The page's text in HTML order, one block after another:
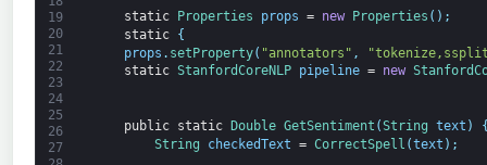
19
20
21
22
23
24
25
26
27
static Properties props = new Properties ( ) ;
static
{
props . setProperty( "annotators" ,
static StanfordCoreNLP pipeline = new
public static Double GetSentiment (String text )
String
checkedText = CorrectSpell (text ) ;